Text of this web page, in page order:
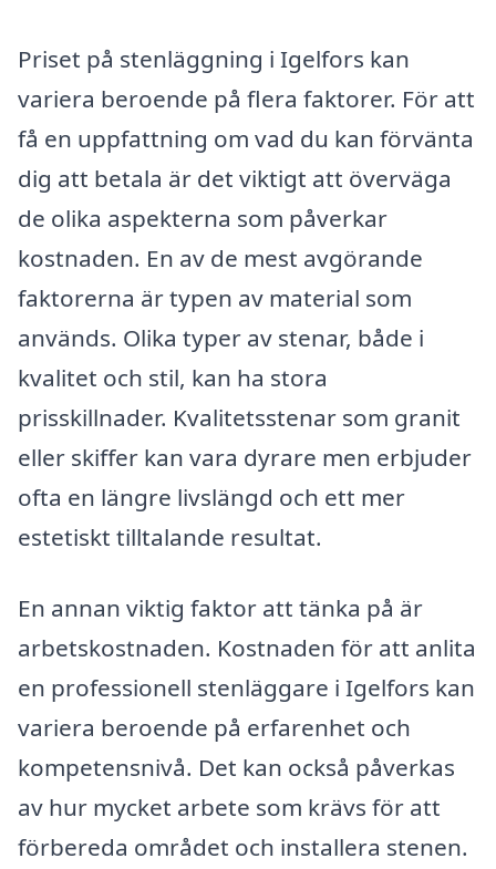
Priset på stenläggning i Igelfors kan
variera beroende på flera faktorer. För att
få en uppfattning om vad du kan förvänta
dig att betala är det viktigt att överväga
de olika aspekterna som påverkar
kostnaden. En av de mest avgörande
faktorerna är typen av material som
används. Olika typer av stenar, både i
kvalitet och stil, kan ha stora
prisskillnader. Kvalitetsstenar som granit
eller skiffer kan vara dyrare men erbjuder
ofta en längre livslängd och ett mer
estetiskt tilltalande resultat.
En annan viktig faktor att tänka på är
arbetskostnaden. Kostnaden för att anlita
en professionell stenläggare i Igelfors kan
variera beroende på erfarenhet och
kompetensnivå. Det kan också påverkas
av hur mycket arbete som krävs för att
förbereda området och installera stenen.